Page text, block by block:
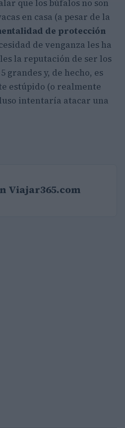
que los búfalos no son
en casa (a pesar de la
de protección
de venganza les ha
la reputación de ser los
grandes y, de hecho, es
estúpido (o realmente
intentaría atacar una
Viajar365.com